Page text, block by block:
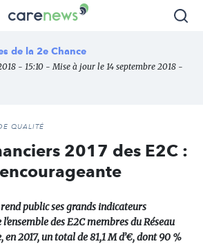
Carenews,
média
des
de la 2e Chance
- 15:10 - Mise à jour le 14 septembre 2018 -
QUALITÉ
2017 des E2C :
rend public ses grands indicateurs
des E2C membres du Réseau
en 2017, un total de 81,1 M d’€, dont 90 %